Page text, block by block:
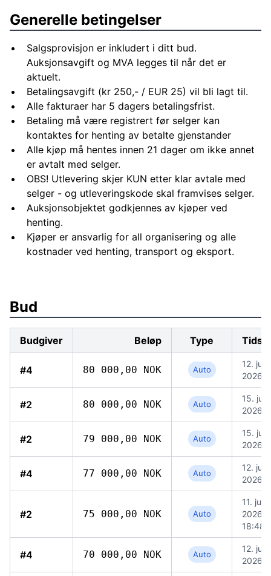
Generelle betingelser
Salgsprovisjon er inkludert i ditt bud.
Auksjonsavgift og MVA legges til når det er
aktuelt.
Betalingsavgift (kr 250,- / EUR 25) vil bli lagt til.
Alle fakturaer har 5 dagers betalingsfrist.
Betaling må være registrert før selger kan
kontaktes for henting av betalte gjenstander
Alle kjøp må hentes innen 21 dager om ikke annet
er avtalt med selger.
OBS! Utlevering skjer KUN etter klar avtale med
selger - og utleveringskode skal framvises selger.
Auksjonsobjektet godkjennes av kjøper ved
henting.
Kjøper er ansvarlig for all organisering og alle
kostnader ved henting, transport og eksport.
Bud
Budgiver Beløp Type
#4 80 000,00 NOK Auto
12. juli
2026,
#2 80 000,00 NOK Auto
15. juli
2026,
#2 79 000,00 NOK Auto
15. juli
2026,
#4 77 000,00 NOK Auto
12. juli
2026,
#2 75 000,00 NOK Auto
11. juli
2026,
18:48
#4 70 000,00 NOK Auto
12. juli
2026,